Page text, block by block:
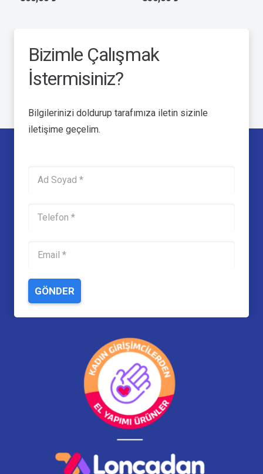
Bizimle Çalışmak
İstermisiniz?
Bilgilerinizi doldurup tarafımıza iletin sizinle
iletişime geçelim.
GÖNDER